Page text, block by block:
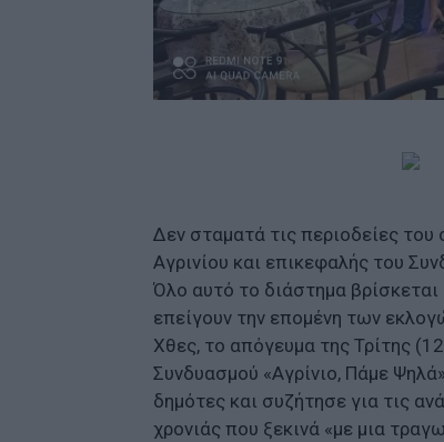
Δεν σταματά τις περιοδείες
Αγρινίου και επικεφαλής του
Όλο αυτό το διάστημα
επείγουν την επομένη των
Χθες, το απόγευμα της Τρίτης
Συνδυασμού «Αγρίνιο, Πάμε
δημότες και συζήτησε για τις
χρονιάς που ξεκινά «με μια